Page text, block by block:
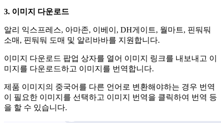
3. 이미지 다운로드
알리 익스프레스, 아마존, 이베이, DH게이트, 월마트, 핀둬둬
소매, 핀둬둬 도매 및 알리바바를 지원합니다.
이미지 다운로드 팝업 상자를 열어 이미지 링크를 내보내고 이
미지를 다운로드하고 이미지를 번역합니다.
제품 이미지의 중국어를 다른 언어로 변환해야하는 경우 번역
이 필요한 이미지를 선택하고 이미지 번역을 클릭하여 번역 등
을 할 수 있습니다.